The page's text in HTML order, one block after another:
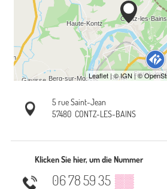
5 rue Saint-Jean
57480 CONTZ-LES-BAINS
Klicken Sie hier, um die Nummer
06 78 59 35 ▒▒